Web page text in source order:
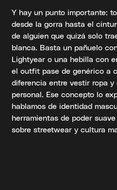
Y hay un punto importante:
desde la gorra hasta el
de alguien que quizá solo
blanca. Basta un pañuelo
Lightyear o una hebilla con
el outfit pase de genérico a
diferencia entre vestir ropa
personal. Ese concepto lo
hablamos de identidad
herramientas de poder
sobre streetwear y cultura